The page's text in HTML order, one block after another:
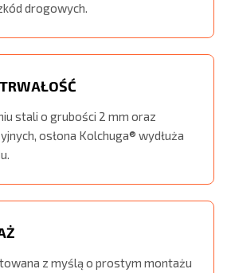
drogowych.
stali o grubości 2 mm oraz
osłona Kolchuga® wydłuża
z myślą o prostym montażu